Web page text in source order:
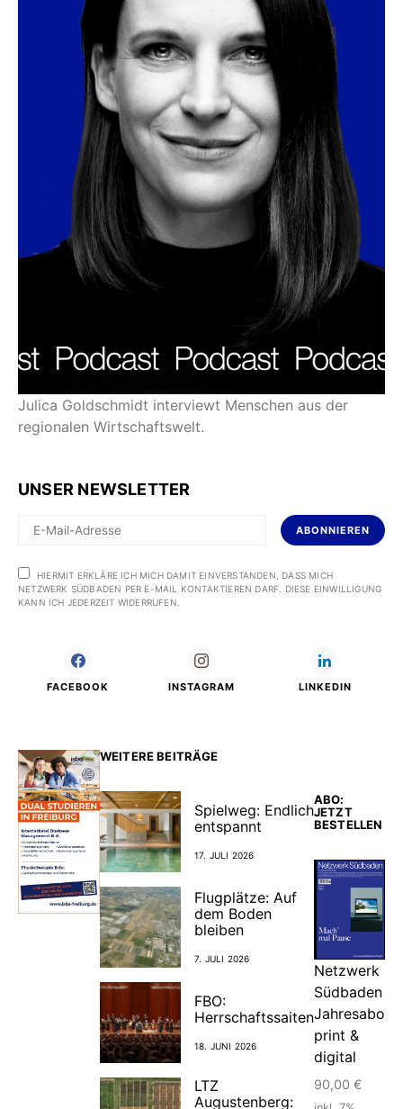
Julica Goldschmidt interviewt Menschen aus der
regionalen Wirtschaftswelt.
UNSER NEWSLETTER
ABONNIEREN
HIERMIT ERKLÄRE ICH MICH DAMIT EINVERSTANDEN, DASS MICH
NETZWERK SÜDBADEN PER E-MAIL KONTAKTIEREN DARF. DIESE EINWILLIGUNG
KANN ICH JEDERZEIT WIDERRUFEN.
FACEBOOK INSTAGRAM LINKEDIN
WEITERE BEITRÄGE
Spielweg: Endlich
entspannt
17. JULI 2026
Flugplätze: Auf
dem Boden
bleiben
7. JULI 2026
FBO:
Herrschaftssaiten
18. JUNI 2026
LTZ
Augustenberg:
ABO:
JETZT
BESTELLEN
Netzwerk
Südbaden
Jahresabo
print &
digital
90,00 €